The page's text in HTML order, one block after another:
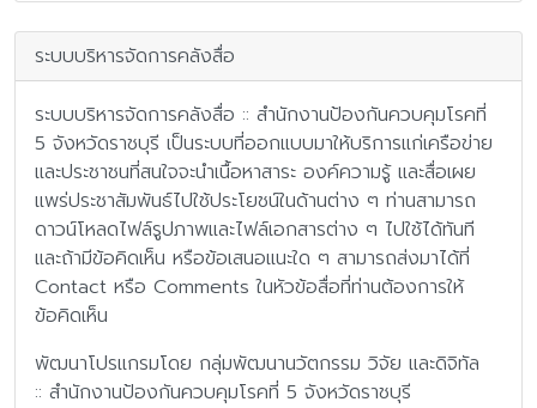
ระบบบริหารจัดการคลังสื่อ
ระบบบริหารจัดการคลังสื่อ :: สำนักงานป้องกันควบคุมโรคที่
5 จังหวัดราชบุรี เป็นระบบที่ออกแบบมาให้บริการแก่เครือข่าย
และประชาชนที่สนใจจะนำเนื้อหาสาระ องค์ความรู้ และสื่อเผย
แพร่ประชาสัมพันธ์ไปใช้ประโยชน์ในด้านต่าง ๆ ท่านสามารถ
ดาวน์โหลดไฟล์รูปภาพและไฟล์เอกสารต่าง ๆ ไปใช้ได้ทันที
และถ้ามีข้อคิดเห็น หรือข้อเสนอแนะใด ๆ สามารถส่งมาได้ที่
Contact หรือ Comments ในหัวข้อสื่อที่ท่านต้องการให้
ข้อคิดเห็น
พัฒนาโปรแกรมโดย กลุ่มพัฒนานวัตกรรม วิจัย และดิจิทัล
:: สำนักงานป้องกันควบคุมโรคที่ 5 จังหวัดราชบุรี